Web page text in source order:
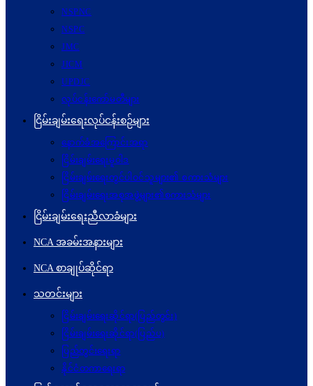
NSPNC
NSPC
JMC
JICM
UPDJC
လုပ်ငန်းကော်မတီများ
ငြိမ်းချမ်းရေးလုပ်ငန်းစဉ်များ
နောက်ခံအကြောင်းအရာ
ငြိမ်းချမ်းရေးမူဝါဒ
ငြိမ်းချမ်းရေးတွင်ပါဝင်သူများ၏ စကားသံများ
ငြိမ်းချမ်းရေးအစုအဖွဲ့များ၏စကားသံများ
ငြိမ်းချမ်းရေးညီလာခံများ
NCA အခမ်းအနားများ
NCA စာချုပ်ဆိုင်ရာ
သတင်းများ
ငြိမ်းချမ်းရေးဆိုင်ရာ(ပြည်တွင်း)
ငြိမ်းချမ်းရေးဆိုင်ရာ(ပြည်ပ)
ပြည်တွင်းရေးရာ
နိုင်ငံတကာရေးရာ